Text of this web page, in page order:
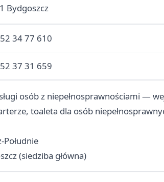
Bydgoszcz
52 34 77 610
52 37 31 659
osób z niepełnosprawnościami —
toaleta dla osób
(siedziba główna)